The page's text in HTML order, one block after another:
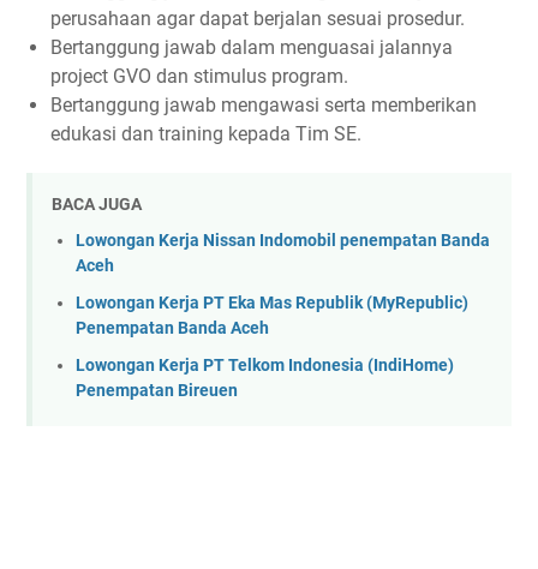
perusahaan agar dapat berjalan sesuai prosedur.
Bertanggung jawab dalam menguasai jalannya
project GVO dan stimulus program.
Bertanggung jawab mengawasi serta memberikan
edukasi dan training kepada Tim SE.
BACA JUGA
Lowongan Kerja Nissan Indomobil penempatan Banda
Aceh
Lowongan Kerja PT Eka Mas Republik (MyRepublic)
Penempatan Banda Aceh
Lowongan Kerja PT Telkom Indonesia (IndiHome)
Penempatan Bireuen